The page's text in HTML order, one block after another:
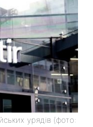
урядів (фото: